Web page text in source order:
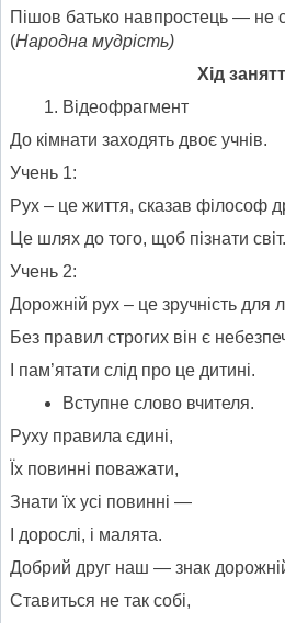
Пішов батько навпростець — не
(Народна мудрість)
Хід
Відеофрагмент
До кімнати заходять двоє учнів.
Учень 1:
Рух – це життя, сказав філософ
Це шлях до того, щоб пізнати світ.
Учень 2:
Дорожній рух – це зручність для
Без правил строгих він є
І пам’ятати слід про це дитині.
Вступне слово вчителя.
Руху правила єдині,
Їх повинні поважати,
Знати їх усі повинні —
І дорослі, і малята.
Добрий друг наш — знак
Ставиться не так собі,